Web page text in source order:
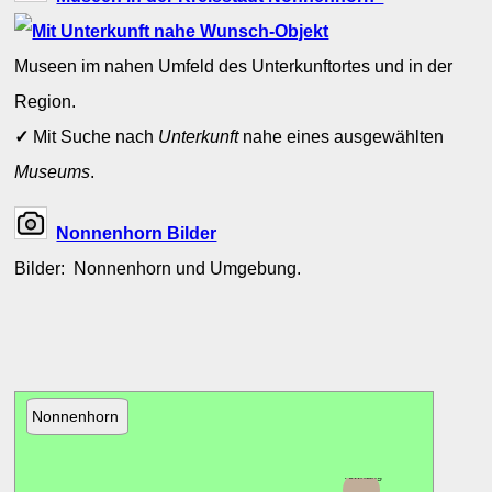
Museen im nahen Umfeld des Unterkunftortes und in der
Region.
✓ Mit Suche nach Unterkunftnahe eines ausgewählten
Museums.
Nonnenhorn Bilder
Bilder: Nonnenhorn und Umgebung.
Nonnenhorn
Tettnang